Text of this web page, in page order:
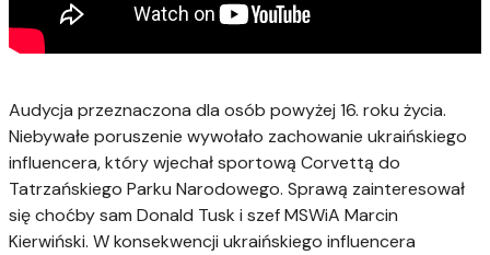
Audycja przeznaczona dla osób powyżej 16. roku życia.
Niebywałe poruszenie wywołało zachowanie ukraińskiego
influencera, który wjechał sportową Corvettą do
Tatrzańskiego Parku Narodowego. Sprawą zainteresował
się choćby sam Donald Tusk i szef MSWiA Marcin
Kierwiński. W konsekwencji ukraińskiego influencera